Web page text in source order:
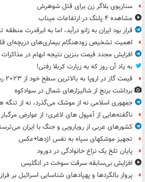
سناریوی بلاگر زن برای قتل شوهرش
مشاهده ۴ پلنگ در ارتفاعات میناب
قرار بود ایران به زانو درآید، اما به ابرقدرت
اهمیت تشخیص زودهنگام بیماری‌های دریچه‌ای
افزایش مجدد قیمت بنزین نتیجه ابهام در مذاکرات
به یاد آن روز که به زیارت کربلا رفتی!
قیمت گاز در اروپا به بالاترین سطح خود از ۲۰۲۳ رسید
برداشت برنج از شالیزارهای شمال در سوادکوه
جمهوری اسلامی نه از موشک می‌گذرد، نه از تنگه
ناگفته‌هایی از آمپول های لاغری؛ از عوارض مرگبار
کشورهای عربی از رویارویی و جنگ با ایران
تجهیز موشکهای سپاه به نفس اژدها+عکس
پایان تلخ یک نزاع خانوادگی در دورود
افزایش بی‌سابقه سرقت سوخت در انگلیس
پرواز بالگردها و پهپادهای شناسایی اسرائیل بر